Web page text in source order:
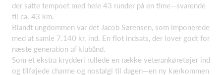
der satte tempoet med hele 43 runder på en time—svarende
til ca. 43 km.
Blandt ungdommen var det Jacob Sørensen, som imponerede
med at samle 7.140 kr. ind. En flot indsats, der lover godt for
næste generation af klubånd.
Som et ekstra krydderi rullede en række veterankøretøjer ind
og tilføjede charme og nostalgi til dagen—en ny kærkommen